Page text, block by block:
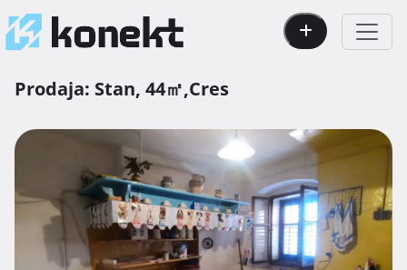
Prodaja: Stan, 44㎡,Cres